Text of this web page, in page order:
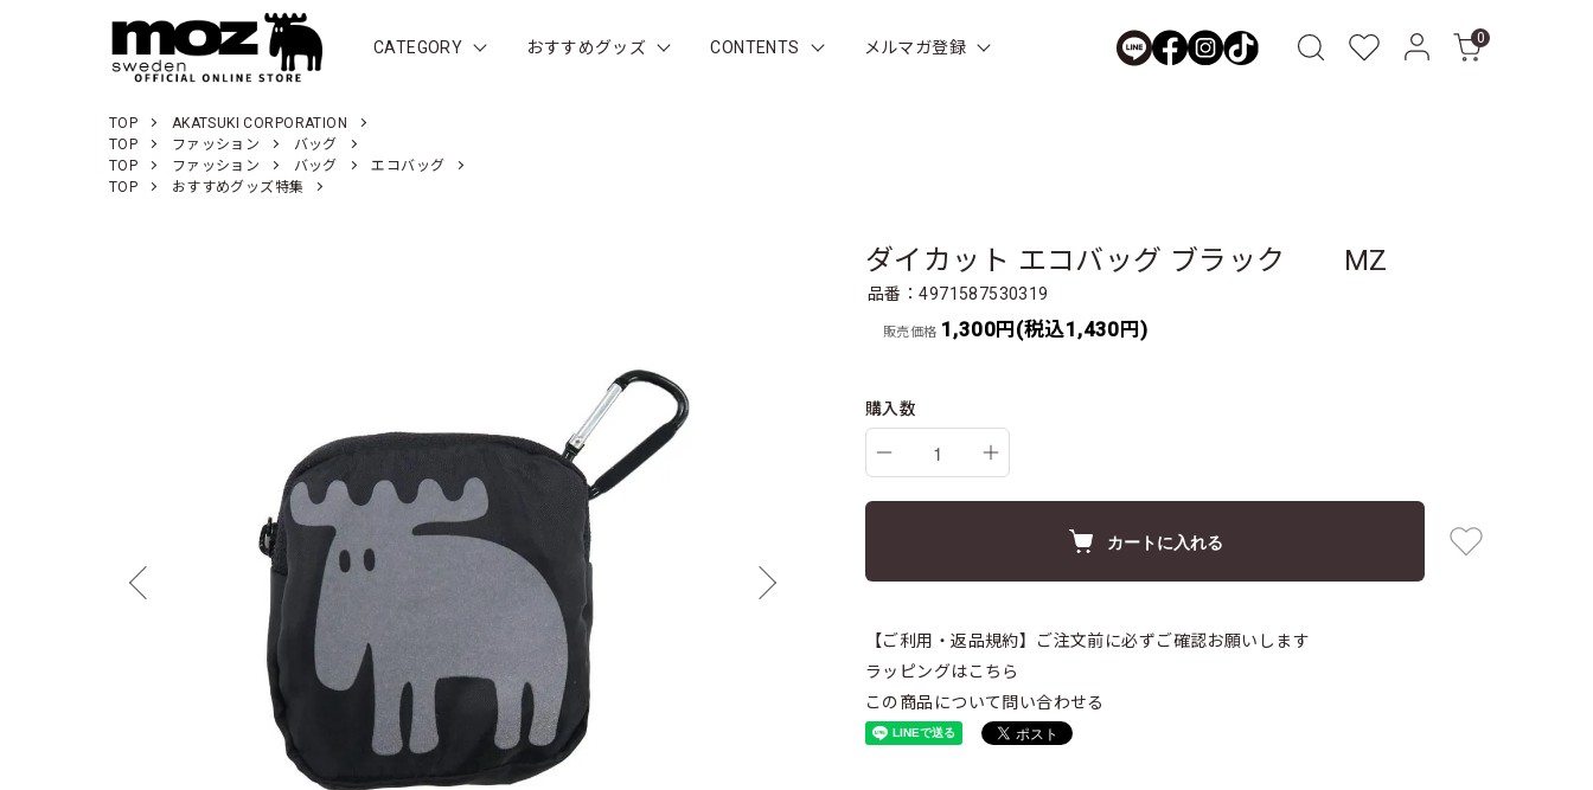
CATEGORY おすすめグッズ CONTENTS メルマガ登録 0
TOP
AKATSUKI CORPORATION
TOP
ファッション
バッグ
TOP
ファッション バッグ
エコバッグ
TOP
おすすめグッズ特集
ダイカット エコバッグ ブラック MZ
品番：4971587530319
販売価格 1,300円(税込1,430円)
購入数
カートに入れる
【ご利用・返品規約】ご注文前に必ずご確認お願いします
ラッピングはこちら
この商品について問い合わせる